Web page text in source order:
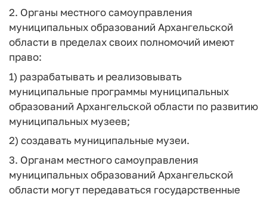
2. Органы местного самоуправления
муниципальных образований Архангельской
области в пределах своих полномочий имеют
право:
1) разрабатывать и реализовывать
муниципальные программы муниципальных
образований Архангельской области по развитию
муниципальных музеев;
2) создавать муниципальные музеи.
3. Органам местного самоуправления
муниципальных образований Архангельской
области могут передаваться государственные